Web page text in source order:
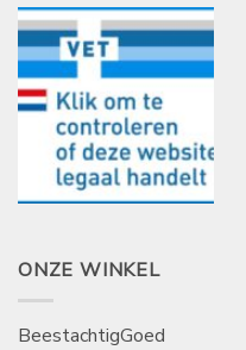
ONZE WINKEL
BeestachtigGoed